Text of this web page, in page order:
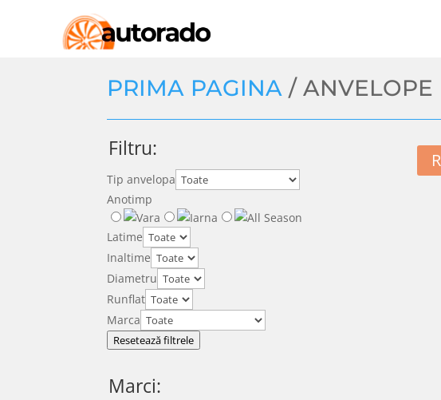
PRIMA PAGINA / ANVELOPE
Filtru:
Tip anvelopa
Anotimp
Latime
Inaltime
Diametru
Runflat
Marca
Resetează filtrele
Marci: